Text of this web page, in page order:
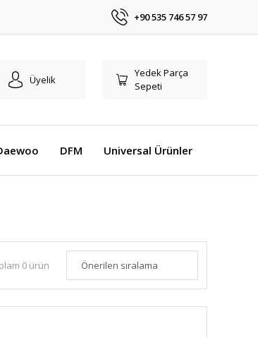
+90 535 746 57 97
Üyelik
Yedek Parça
Sepeti
DFM Universal Ürünler
0 ürün